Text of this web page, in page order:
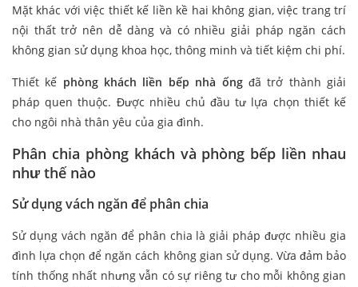
Mặt khác với việc thiết kế liền kề hai không gian, việc trang trí
nội thất trở nên dễ dàng và có nhiều giải pháp ngăn cách
không gian sử dụng khoa học, thông minh và tiết kiệm chi phí.
Thiết kế phòng khách liền bếp nhà ốngđã trở thành giải
pháp quen thuộc. Được nhiều chủ đầu tư lựa chọn thiết kế
cho ngôi nhà thân yêu của gia đình.
Phân chia phòng khách và phòng bếp liền nhau
như thế nào
Sử dụng vách ngăn để phân chia
Sử dụng vách ngăn để phân chia là giải pháp được nhiều gia
đình lựa chọn để ngăn cách không gian sử dụng. Vừa đảm bảo
tính thống nhất nhưng vẫn có sự riêng tư cho mỗi không gian